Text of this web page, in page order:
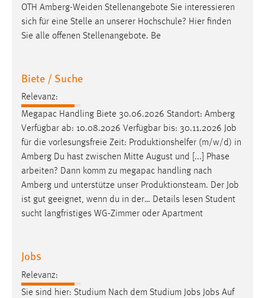
OTH Amberg-Weiden Stellenangebote Sie interessieren
sich für eine Stelle an unserer Hochschule? Hier finden
Sie alle offenen Stellenangebote. Be
Biete / Suche
Relevanz:
Megapac Handling Biete 30.06.2026 Standort: Amberg
Verfügbar ab: 10.08.2026 Verfügbar bis: 30.11.2026 Job
für die vorlesungsfreie Zeit: Produktionshelfer (m/w/d) in
Amberg Du hast zwischen Mitte August und [...] Phase
arbeiten? Dann komm zu megapac handling nach
Amberg und unterstütze unser Produktionsteam. Der Job
ist gut geeignet, wenn du in der… Details lesen Student
sucht langfristiges WG-Zimmer oder Apartment
Jobs
Relevanz:
Sie sind hier: Studium Nach dem Studium Jobs Jobs Auf
Zweck:
Für performante Seitenauslieferung wird in diesem Cookie
gespeichert, ob man eingeloggt ist.
Name:
site-language-preference
Zweck:
Das Cookie speichert die gewählte Sprache der Website.
Cookie Laufzeit:
30 Tage
Chat
Zweck:
Wird benötigt um die Chatfunktion nutzen zu können.